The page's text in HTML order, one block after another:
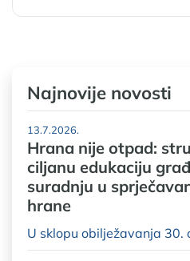
Najnovije novosti
13.7.2026.
Hrana nije otpad:
ciljanu edukaciju
suradnju u
hrane
U sklopu obilježavanja 30.